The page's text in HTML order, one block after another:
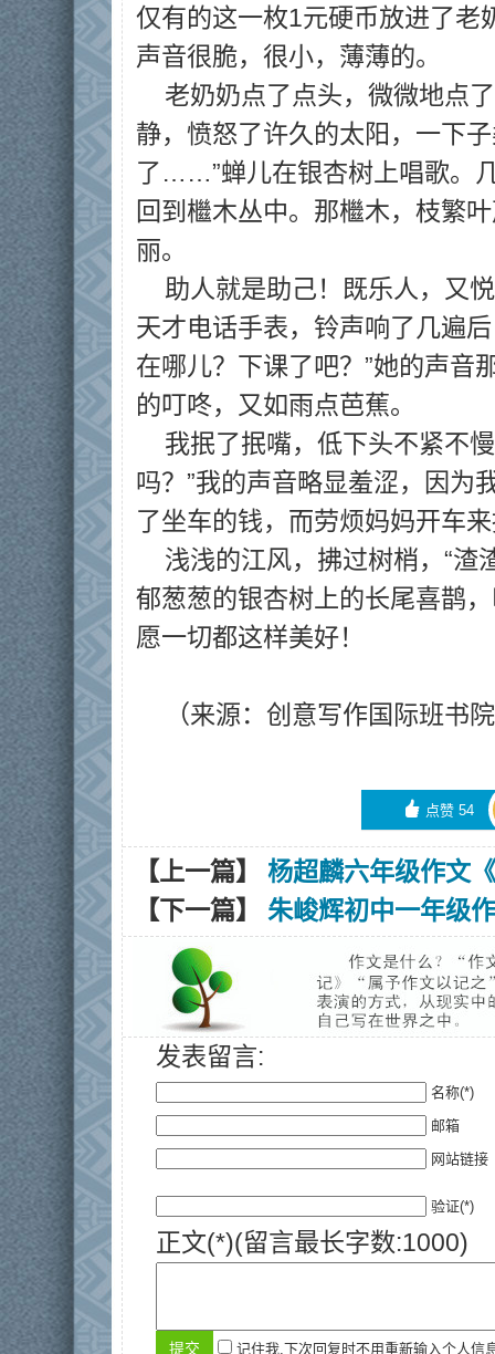
仅有的这一枚1元硬币放进了
声音很脆，很小，薄薄的。
老奶奶点了点头，微微地点
静，愤怒了许久的太阳，一
了……”蝉儿在银杏树上唱歌。
回到檵木丛中。那檵木，枝繁
丽。
助人就是助己！既乐人，又
天才电话手表，铃声响了几遍
在哪儿？下课了吧？”她的声音
的叮咚，又如雨点芭蕉。
我抿了抿嘴，低下头不紧不
吗？”我的声音略显羞涩，因为
了坐车的钱，而劳烦妈妈开车
浅浅的江风，拂过树梢，
郁葱葱的银杏树上的长尾喜鹊
愿一切都这样美好！
（来源：创意写作国际班书
󰄼 点赞 54
【上一篇】 杨超麟六年级作文
【下一篇】 朱峻辉初中一年级
发表留言:
名称(*)
邮箱
网站链接
验证(*)
正文(*)(留言最长字数:1000)
记住我,下次回复时不用重新输入个人信